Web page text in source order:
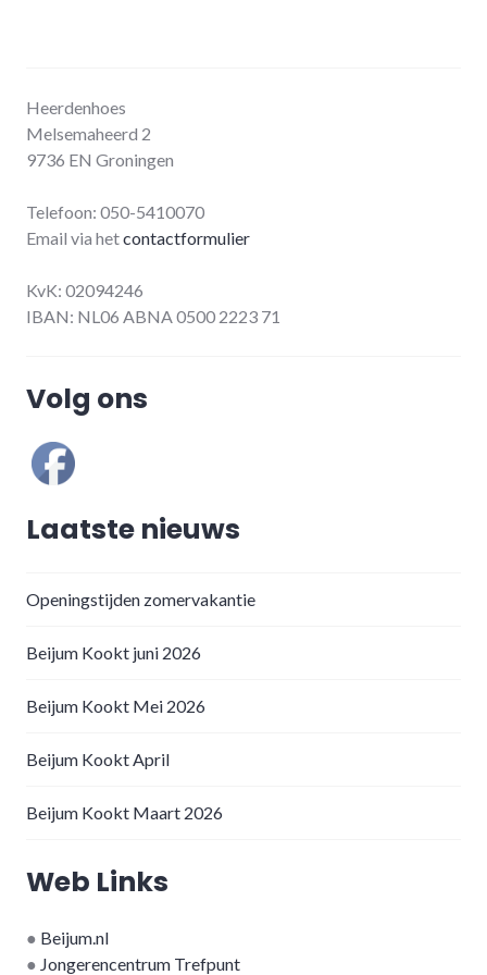
Heerdenhoes
Melsemaheerd 2
9736 EN Groningen
Telefoon: 050-5410070
Email via hetcontactformulier
KvK: 02094246
IBAN: NL06 ABNA 0500 2223 71
Volg ons
Laatste nieuws
Openingstijden zomervakantie
Beijum Kookt juni 2026
Beijum Kookt Mei 2026
Beijum Kookt April
Beijum Kookt Maart 2026
Web Links
● Beijum.nl
● Jongerencentrum Trefpunt